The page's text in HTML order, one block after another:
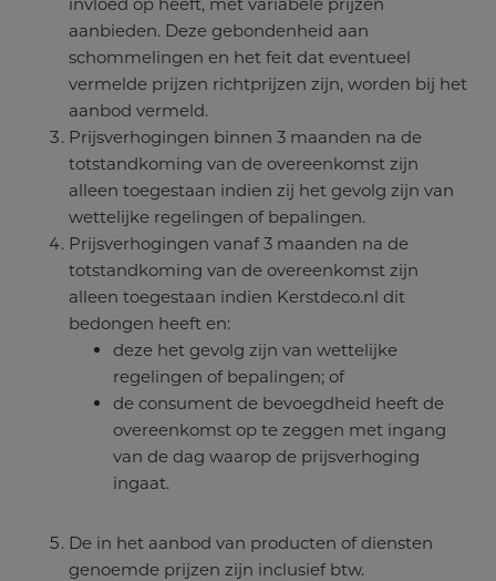
aanbieden. Deze gebondenheid aan
schommelingen en het feit dat eventueel
vermelde prijzen richtprijzen zijn, worden bij het
aanbod vermeld.
Prijsverhogingen binnen 3 maanden na de
totstandkoming van de overeenkomst zijn
alleen toegestaan indien zij het gevolg zijn van
wettelijke regelingen of bepalingen.
Prijsverhogingen vanaf 3 maanden na de
totstandkoming van de overeenkomst zijn
alleen toegestaan indien Kerstdeco.nl dit
bedongen heeft en:
deze het gevolg zijn van wettelijke
regelingen of bepalingen; of
de consument de bevoegdheid heeft de
overeenkomst op te zeggen met ingang
van de dag waarop de prijsverhoging
ingaat.
De in het aanbod van producten of diensten
genoemde prijzen zijn inclusief btw.